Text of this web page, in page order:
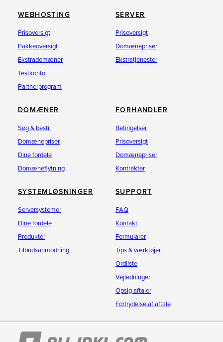
WEBHOSTING
Prisoversigt
Pakkeoversigt
Ekstradomæner
Testkonto
Partnerprogram
SERVER
Prisoversigt
Domænepriser
Ekstratjenester
DOMÆNER
Søg & bestil
Domænepriser
Dine fordele
Domæneflytning
FORHANDLER
Betingelser
Prisoversigt
Domænepriser
Kontrakter
SYSTEMLØSNINGER
Serversystemer
Dine fordele
Produkter
Tilbudsanmodning
SUPPORT
FAQ
Kontakt
Formularer
Tips & værktøjer
Ordliste
Vejledninger
Opsig aftaler
Fortrydelse af aftale